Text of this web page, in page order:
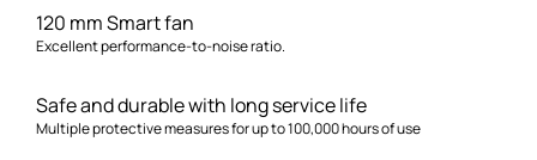
120 mm Smart fan
Excellent performance-to-noise ratio.
Safe and durable with long service life
Multiple protective measures for up to 100,000 hours of use